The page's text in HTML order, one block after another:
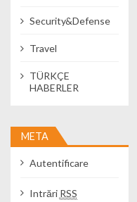
Security&Defense
Travel
TÜRKÇE
HABERLER
META
Autentificare
Intrări RSS